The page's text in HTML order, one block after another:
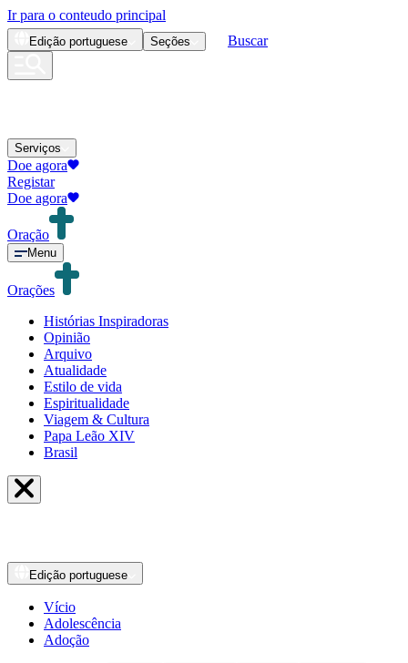
Ir para o conteudo principal
Edição portuguese Seções Buscar
Serviços
Doe agora
Registar
Doe agora
Oração
Menu
Orações
Histórias Inspiradoras
Opinião
Arquivo
Atualidade
Estilo de vida
Espiritualidade
Viagem & Cultura
Papa Leão XIV
Brasil
Edição portuguese
Vício
Adolescência
Adoção